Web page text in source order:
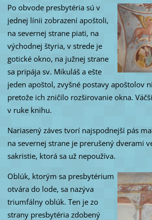
Po obvode presbytéria sú v
jednej línii zobrazení apoštoli,
na severnej strane piati, na
východnej štyria, v strede je
gotické okno, na južnej strane
sa pripája sv. Mikuláš a ešte
jeden apoštol, zvyšné postavy apoštolov
pretože ich zničilo rozširovanie okna.
v ruke knihu.
Nariasený záves tvorí najspodnejší pás
na severnej strane je prerušený dverami
sakristie, ktorá sa už nepoužíva.
Oblúk, ktorým sa presbytérium
otvára do lode, sa nazýva
triumfálny oblúk. Ten je zo
strany presbytéria zdobený